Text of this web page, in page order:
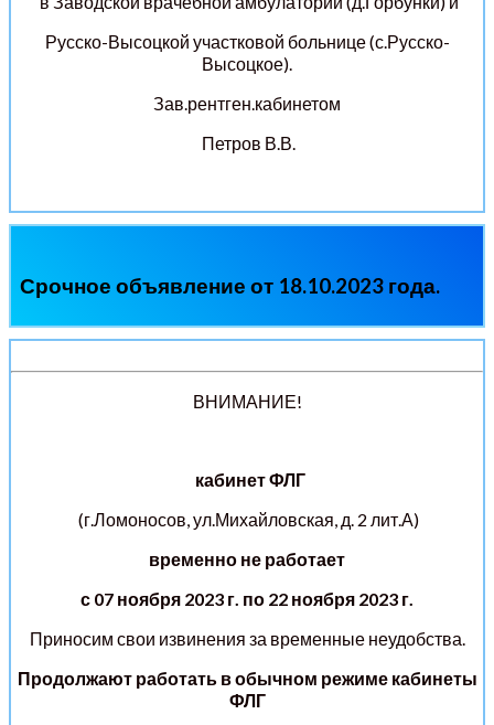
Русско-Высоцкой участковой больнице (с.Русско-
Высоцкое).
Зав.рентген.кабинетом
Петров В.В.
Срочное объявление от 18.10.2023 года.
ВНИМАНИЕ!
кабинет ФЛГ
(г.Ломоносов, ул.Михайловская, д. 2 лит.А)
временно не работает
с 07 ноября 2023 г. по 22 ноября 2023 г.
Приносим свои извинения за временные неудобства.
Продолжают работать в обычном режиме кабинеты
ФЛГ